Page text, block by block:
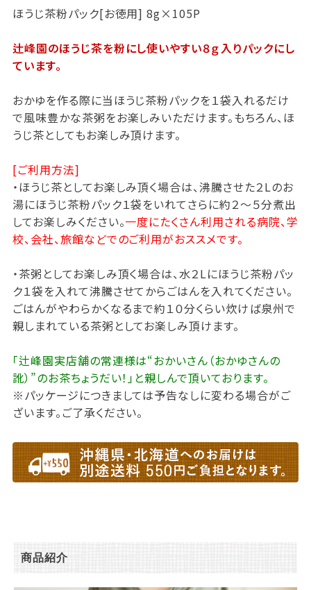
ほうじ茶粉パック[お徳用] 8g×105P
辻峰園のほうじ茶を粉にし使いやすい８ｇ入りパックにし
ています。
おかゆを作る際に当ほうじ茶粉パックを１袋入れるだけ
で風味豊かな茶粥をお楽しみいただけます。もちろん、ほ
うじ茶としてもお楽しみ頂けます。
[ご利用方法]
・ほうじ茶としてお楽しみ頂く場合は、沸騰させた２Lのお
湯にほうじ茶粉パック１袋をいれてさらに約２～５分煮出
してお楽しみください。一度にたくさん利用される病院、学
校、会社、旅館などでのご利用がおススメです。
・茶粥としてお楽しみ頂く場合は、水２Lにほうじ茶粉パッ
ク１袋を入れて沸騰させてからごはんを入れてください。
ごはんがやわらかくなるまで約１０分くらい炊けば泉州で
親しまれている茶粥としてお楽しみ頂けます。
「辻峰園実店舗の常連様は“おかいさん（おかゆさんの
訛）”のお茶ちょうだい！」と親しんで頂いております。
※パッケージにつきましては予告なしに変わる場合がご
ざいます。ご了承ください。
商品紹介